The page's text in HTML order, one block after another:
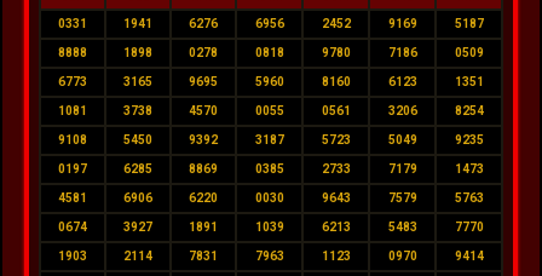
0331 1941 6276 6956 2452 9169 5187
8888 1898 0278 0818 9780 7186 0509
6773 3165 9695 5960 8160 6123 1351
1081 3738 4570 0055 0561 3206 8254
9108 5450 9392 3187 5723 5049 9235
0197 6285 8869 0385 2733 7179 1473
4581 6906 6220 0030 9643 7579 5763
0674 3927 1891 1039 6213 5483 7770
1903 2114 7831 7963 1123 0970 9414